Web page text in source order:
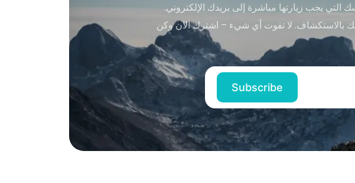
يجب زيارتها مباشرة إلى بريدك الإلكتروني.
بالاستكشاف. لا تفوت أي شيء – اشترك الآن وكن